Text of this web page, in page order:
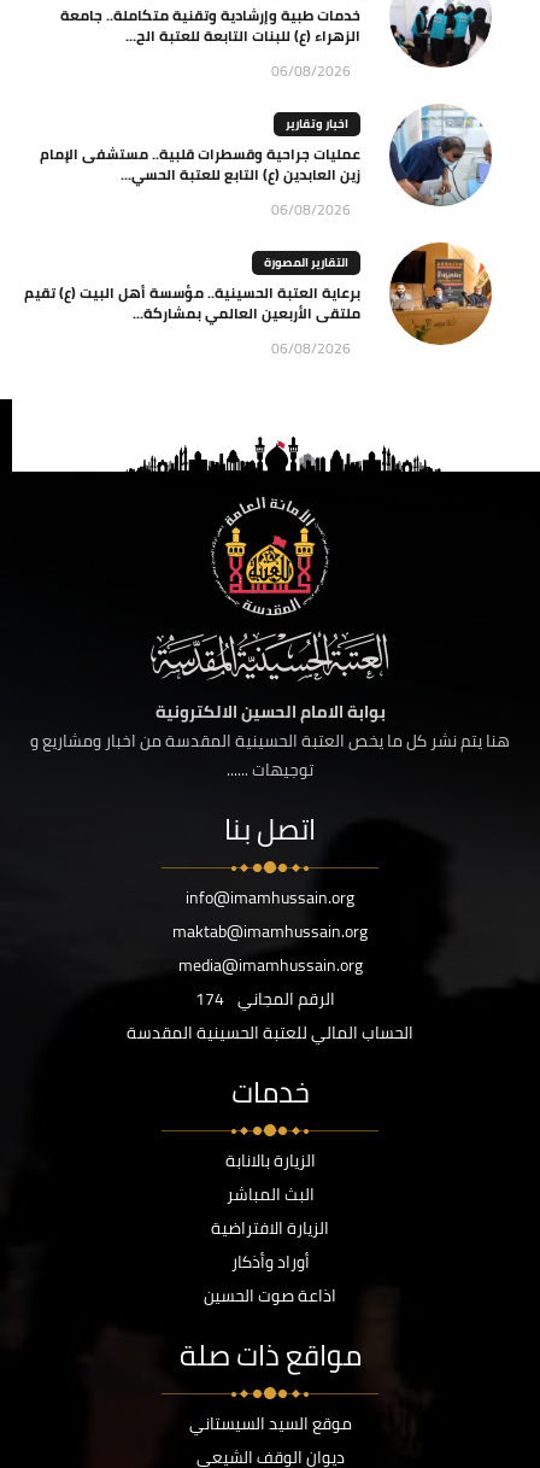
خدمات طبية وإرشادية وتقنية متكاملة.. جامعة
الزهراء (ع) للبنات التابعة للعتبة الح...
06/08/2026
اخبار وتقارير
عمليات جراحية وقسطرات قلبية.. مستشفى الإمام
زين العابدين (ع) التابع للعتبة الحسي...
06/08/2026
التقارير المصورة
برعاية العتبة الحسينية.. مؤسسة أهل البيت (ع) تقيم
ملتقى الأربعين العالمي بمشاركة...
06/08/2026
بوابة الامام الحسين الالكترونية
هنا يتم نشر كل ما يخص العتبة الحسينية المقدسة من اخبار ومشاريع و
توجيهات ......
اتصل بنا
info@imamhussain.org
maktab@imamhussain.org
media@imamhussain.org
الرقم المجاني 174
الحساب المالي للعتبة الحسينية المقدسة
خدمات
الزيارة بالانابة
البث المباشر
الزيارة الافتراضية
أوراد وأذكار
اذاعة صوت الحسين
مواقع ذات صلة
موقع السيد السيستاني
ديوان الوقف الشيعي